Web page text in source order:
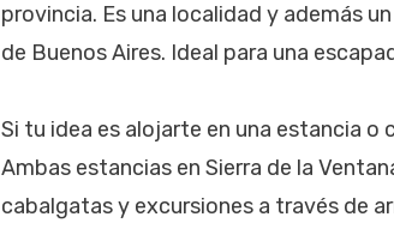
provincia. Es una localidad y además
de Buenos Aires. Ideal para una
Si tu idea es alojarte en una estancia
Ambas estancias en Sierra de la
cabalgatas y excursiones a través de